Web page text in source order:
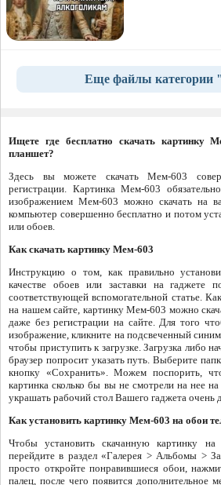
Еще файлы
Ищете где бесплатно скачать картинку
планшет?
Здесь вы можете скачать Мем-603
регистрации. Картинка Мем-603
изображением Мем-603 можно скачать на
компьютер совершенно бесплатно и потом
или обоев.
Как скачать картинку Мем-603
Инструкцию о том, как правильно
качестве обоев или заставки на гаджете
соответствующей вспомогательной статье.
на нашем сайте, картинку Мем-603 можно
даже без регистрации на сайте. Для того
изображение, кликните на подсвеченный
чтобы приступить к загрузке. Загрузка либо
браузер попросит указать путь. Выберите
кнопку «Сохранить». Можем поспорить,
картинка сколько бы вы не смотрели на нее
украшать рабочий стол Вашего гаджета очень
Как установить картинку Мем-603 на обои
Чтобы установить скачанную картинку на
перейдите в раздел «Галерея > Альбомы >
просто откройте понравившиеся обои,
палец, после чего появится